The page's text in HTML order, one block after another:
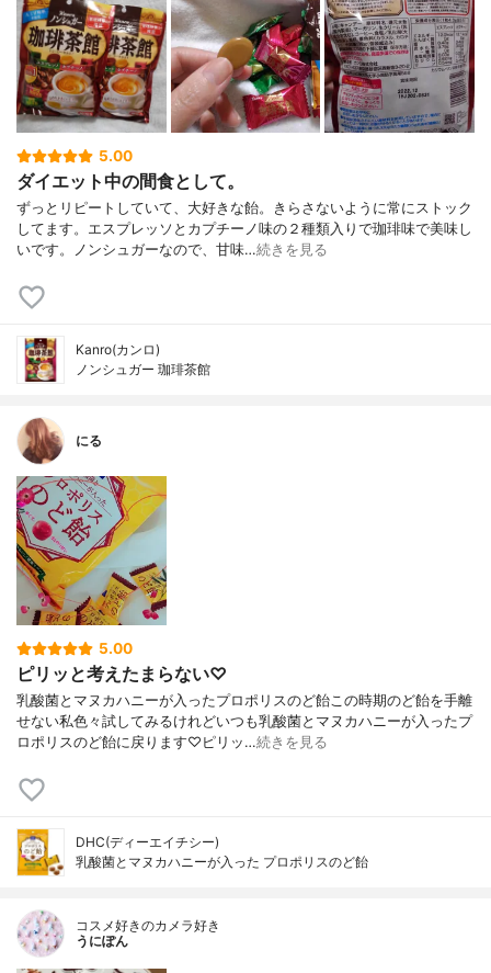
5.00
ダイエット中の間食として。
ずっとリピートしていて、大好きな飴。きらさないように常にストック
してます。エスプレッソとカプチーノ味の２種類入りで珈琲味で美味し
いです。ノンシュガーなので、甘味…続きを見る
Kanro(カンロ)
ノンシュガー 珈琲茶館
にる
5.00
ピリッと考えたまらない♡
乳酸菌とマヌカハニーが入ったプロポリスのど飴この時期のど飴を手離
せない私色々試してみるけれどいつも乳酸菌とマヌカハニーが入ったプ
ロポリスのど飴に戻ります♡ピリッ…続きを見る
DHC(ディーエイチシー)
乳酸菌とマヌカハニーが入った プロポリスのど飴
コスメ好きのカメラ好き
うにぽん